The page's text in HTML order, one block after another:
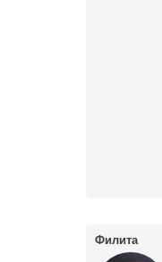
Филита